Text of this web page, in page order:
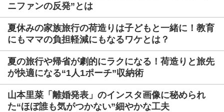
ニファンの反発”とは
夏休みの家族旅行の荷造りは子どもと一緒に！教育
にもママの負担軽減にもなるワケとは？
夏の旅行や帰省が劇的にラクになる！荷造りと旅先
が快適になる“1人1ポーチ”収納術
山本里菜「離婚発表」のインスタ画像に秘められ
た“ほぼ誰も気がつかない”細やかな工夫